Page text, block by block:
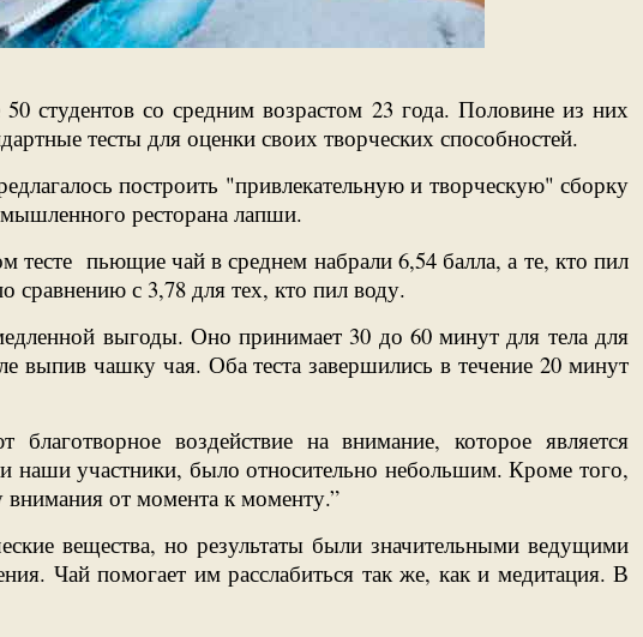
студентов со средним возрастом 23 года. Половине из них
тесты для оценки своих творческих способностей.
построить "привлекательную и творческую" сборку
ресторана лапши.
тесте пьющие чай в среднем набрали 6,54 балла, а те, кто пил
сравнению с 3,78 для тех, кто пил воду.
выгоды. Оно принимает 30 до 60 минут для тела для
чашку чая. Оба теста завершились в течение 20 минут
воздействие на внимание, которое является
наши участники, было относительно небольшим. Кроме того,
внимания от момента к моменту.”
вещества, но результаты были значительными ведущими
Чай помогает им расслабиться так же, как и медитация. В